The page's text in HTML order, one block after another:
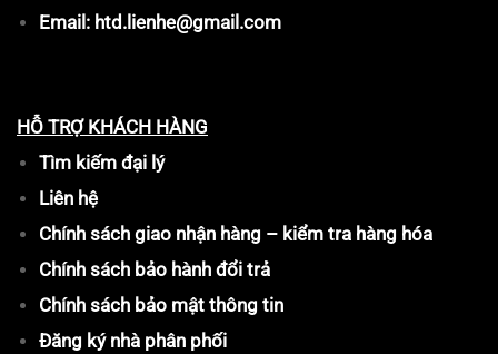
Email: htd.lienhe@gmail.com
HỖ TRỢ KHÁCH HÀNG
Tìm kiếm đại lý
Liên hệ
Chính sách giao nhận hàng – kiểm tra hàng hóa
Chính sách bảo hành đổi trả
Chính sách bảo mật thông tin
Đăng ký nhà phân phối